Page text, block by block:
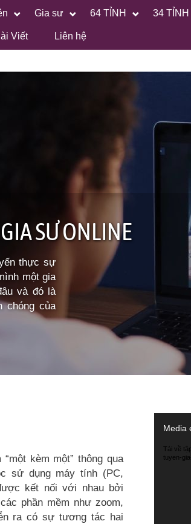
Gia sư 64 TỈNH 34 TỈNH
Viết Liên hệ
SƯ ONLINE
thực sự
một gia
và đó là
chóng của
kèm một” thông qua
sử dụng máy tính (PC,
kết nối với nhau bởi
phần mềm như zoom,
ra có sự tương tác hai
chơi
Video
Media
Tải về
tuyen-